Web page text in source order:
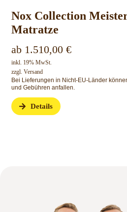
Nox Collection
Matratze
ab 1.510,00 €
inkl. 19% MwSt.
zzgl. Versand
Bei Lieferungen in Nicht-EU-Länder
und Gebühren anfallen.
Details